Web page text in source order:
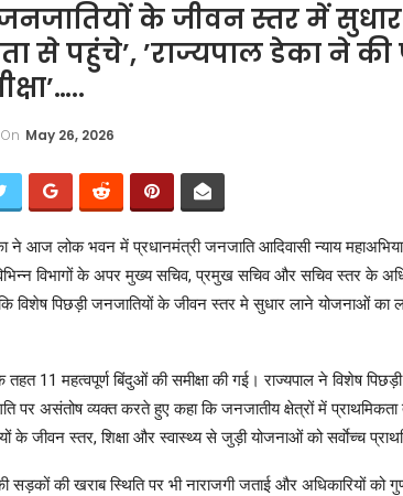
जनजातियों के जीवन स्तर में
से पहुंचे’, ’राज्यपाल डेका ने
On May 26, 2026
ने आज लोक भवन में प्रधानमंत्री जनजाति आदिवासी न्याय
विभागों के अपर मुख्य सचिव, प्रमुख सचिव और सचिव स्तर के
कि विशेष पिछड़ी जनजातियों के जीवन स्तर मे सुधार लाने योजनाओं
11 महत्वपूर्ण बिंदुओं की समीक्षा की गई। राज्यपाल ने विशेष
पर असंतोष व्यक्त करते हुए कहा कि जनजातीय क्षेत्रों में
के जीवन स्तर, शिक्षा और स्वास्थ्य से जुड़ी योजनाओं को सर्वाेच्च
सड़कों की खराब स्थिति पर भी नाराजगी जताई और अधिकारियों को